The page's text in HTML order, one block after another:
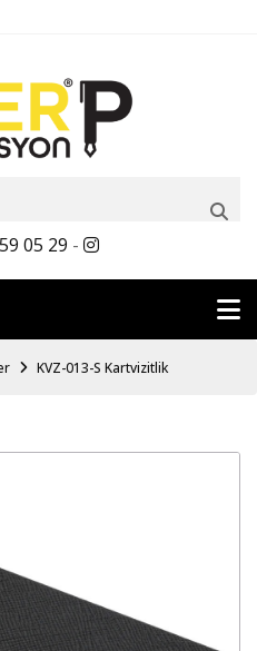
05 29 -
KVZ-013-S Kartvizitlik